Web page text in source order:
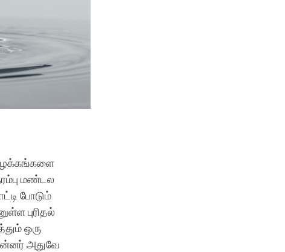
பழக்கங்களை
மண்டல
போடும்
புரிதல்
ஒரு
அதுவே